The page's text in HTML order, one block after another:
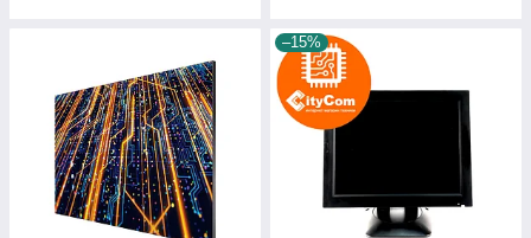
–15%